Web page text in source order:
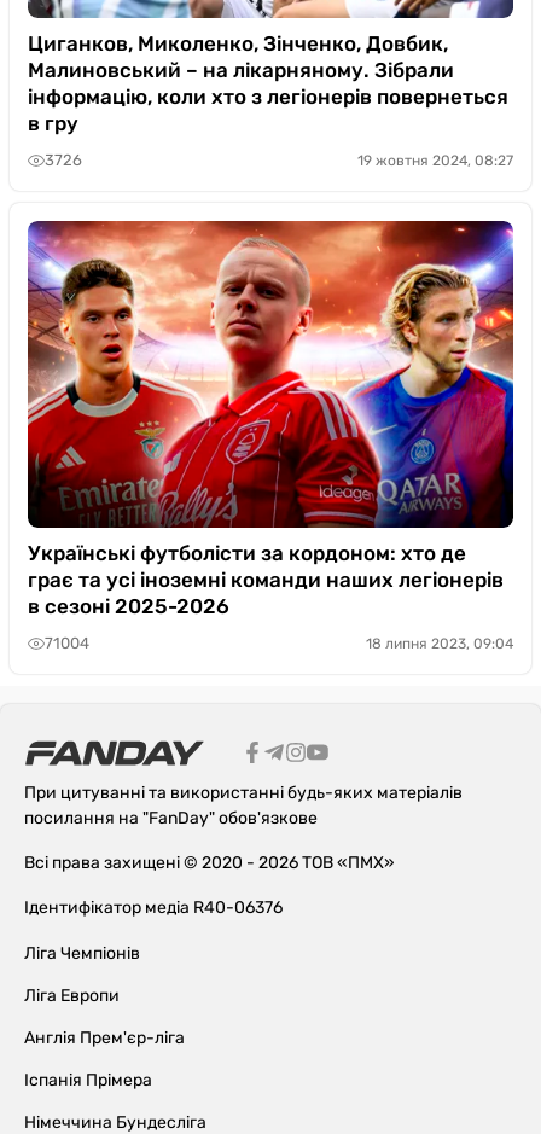
Циганков, Миколенко, Зінченко, Довбик,
Малиновський – на лікарняному. Зібрали
інформацію, коли хто з легіонерів повернеться
в гру
3726 19 жовтня 2024, 08:27
Українські футболісти за кордоном: хто де
грає та усі іноземні команди наших легіонерів
в сезоні 2025-2026
71004 18 липня 2023, 09:04
При цитуванні та використанні будь-яких матеріалів
посилання на "FanDay" обов'язкове
Всі права захищені © 2020 - 2026 ТОВ «ПМХ»
Ідентифікатор медіа R40-06376
Ліга Чемпіонів
Ліга Европи
Англія Прем'єр-ліга
Іспанія Прімера
Німеччина Бундесліга